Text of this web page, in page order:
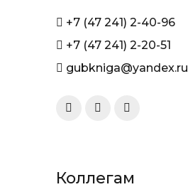
+7 (47 241) 2-40-96
+7 (47 241) 2-20-51
gubkniga@yandex.ru
Коллегам